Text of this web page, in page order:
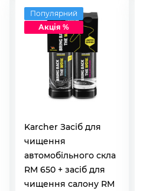
Популярний
Акція %
Karcher Засіб для
чищення
автомобільного скла
RM 650 + засіб для
чищення салону RM